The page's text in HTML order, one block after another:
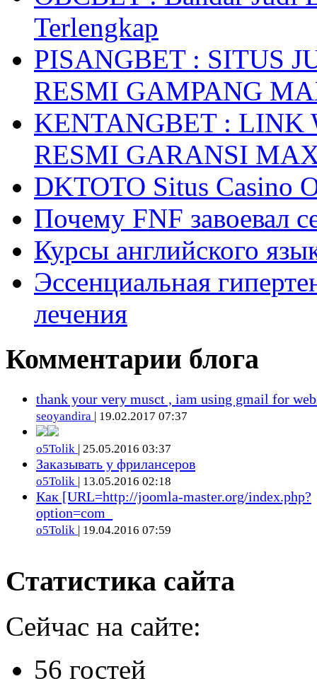
Terlengkap
PISANGBET : SITUS
RESMI GAMPANG
KENTANGBET : LINK
RESMI GARANSI
DKTOTO Situs Casino
Почему FNF завоевал
Курсы английского
Эссенциальная
лечения
Комментарии блога
thank your very musct , iam using gmail for
seoyandira | 19.02.2017 07:37
o5Tolik | 25.05.2016 03:37
Заказывать у фрилансеров
o5Tolik | 13.05.2016 02:18
Как [URL=http://joomla-master.org/index.php?
option=com_
o5Tolik | 19.04.2016 07:59
Статистика сайта
Сейчас на сайте:
56 гостей